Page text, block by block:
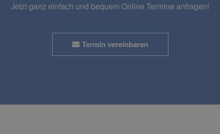
Jetzt ganz einfach und bequem Online Termine anfragen!
Termin vereinbaren